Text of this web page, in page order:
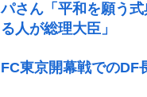
パさん「平和を願う
る人が総理大臣」
FC東京開幕戦でのDF